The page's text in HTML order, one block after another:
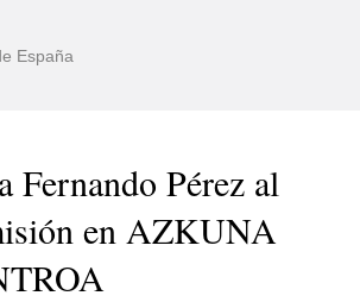
España
Pérez al
en AZKUNA